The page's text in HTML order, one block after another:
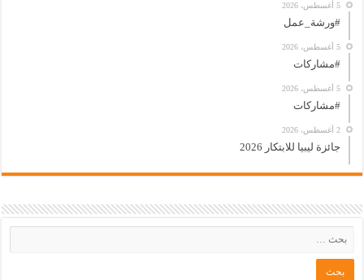
5 أغسطس، 2026
#ورشة_عمل
5 أغسطس، 2026
#مشاركات
5 أغسطس، 2026
#مشاركات
2 أغسطس، 2026
جائزة ليبيا للابتكار 2026